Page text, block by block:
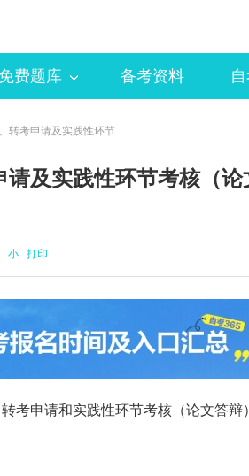
免费题库 备考资料
转考申请及实践性环节
及实践性环节考核（
小 打印
考申请和实践性环节考核（论文答